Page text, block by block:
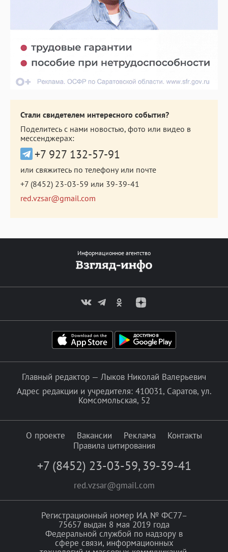
Стали свидетелем интересного события?
Поделитесь с нами новостью, фото или видео в
мессенджерах:
+7 927 132-57-91
или свяжитесь по телефону или почте
+7 (8452) 23-03-59 или 39-39-41
red.vzsar@gmail.com
Информационное агентство
Главный редактор — Лыков Николай Валерьевич
Адрес редакции и учредителя: 410031, Саратов, ул.
Комсомольская, 52
О проекте Вакансии Реклама
Контакты
Правила цитирования
+7 (8452) 23-03-59, 39-39-41
red.vzsar@gmail.com
Регистрационный номер ИА № ФС77–
75657 выдан 8 мая 2019 года
Федеральной службой по надзору в
сфере связи, информационных